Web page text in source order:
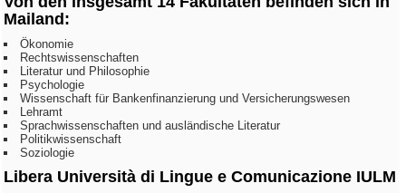
Mailand:
Ökonomie
Rechtswissenschaften
Literatur und Philosophie
Psychologie
Wissenschaft für Bankenfinanzierung und Versicherungswesen
Lehramt
Sprachwissenschaften und ausländische Literatur
Politikwissenschaft
Soziologie
Libera Università di Lingue e Comunicazione IULM